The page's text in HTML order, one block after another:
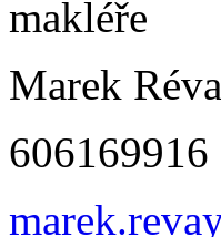
Marek
606169916